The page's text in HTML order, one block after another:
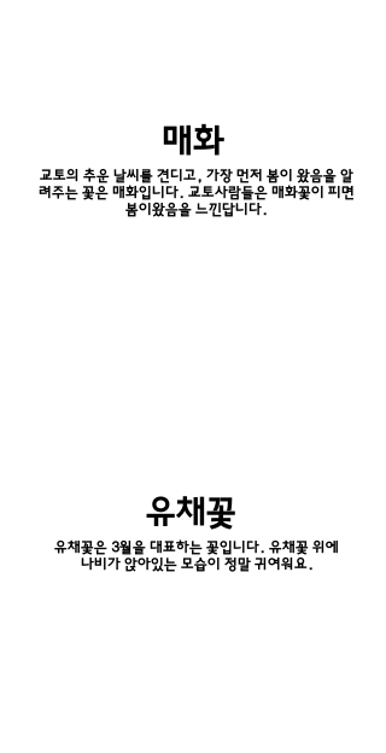
매화
교토의 추운 날씨를 견디고, 가장 먼저 봄이 왔음을 알
려주는 꽃은 매화입니다. 교토사람들은 매화꽃이 피면
봄이왔음을 느낀답니다.
유채꽃
유채꽃은 3월을 대표하는 꽃입니다. 유채꽃 위에
나비가 앉아있는 모습이 정말 귀여워요.